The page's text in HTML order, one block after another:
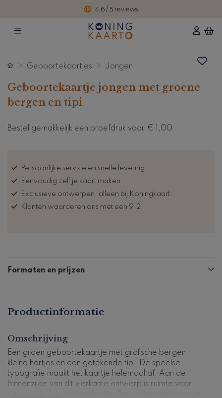
4,6 / 5 reviews
Geboortekaartjes Jongen
Geboortekaartje jongen met groene
bergen en tipi
Bestel gemakkelijk een proefdruk voor € 1,00
Persoonlijke service en snelle levering
Eenvoudig zelf je kaart maken
Exclusieve ontwerpen, alleen bij Koningkaart
Klanten waarderen ons met een 9.2
Formaten en prijzen
Productinformatie
Omschrijving
Een groen geboortekaartje met grafische bergen,
kleine hartjes en een getekende tipi. De speelse
typografie maakt het kaartje helemaal af. Aan de
binnenzijde van dit vierkante ontwerp is ruimte voor